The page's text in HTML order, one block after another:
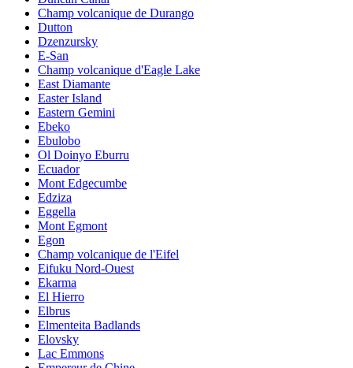
Champ volcanique de Durango
Dutton
Dzenzursky
E-San
Champ volcanique d'Eagle Lake
East Diamante
Easter Island
Eastern Gemini
Ebeko
Ebulobo
Ol Doinyo Eburru
Ecuador
Mont Edgecumbe
Edziza
Eggella
Mont Egmont
Egon
Champ volcanique de l'Eifel
Eifuku Nord-Ouest
Ekarma
El Hierro
Elbrus
Elmenteita Badlands
Elovsky
Lac Emmons